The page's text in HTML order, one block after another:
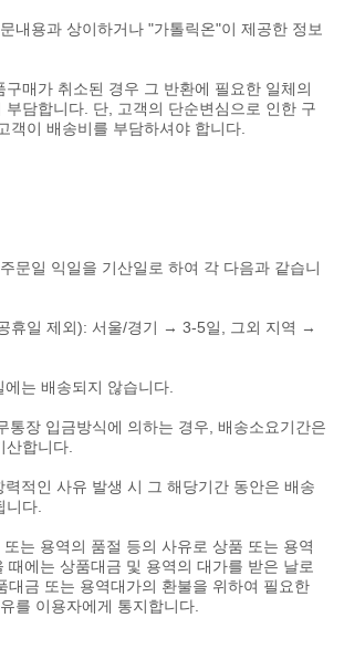
내용과 상이하거나 "가톨릭온"이 제공한 정보
매가 취소된 경우 그 반환에 필요한 일체의
부담합니다. 단, 고객의 단순변심으로 인한 구
객이 배송비를 부담하셔야 합니다.
문일 익일을 기산일로 하여 각 다음과 같습니
휴일 제외): 서울/경기 → 3-5일, 그외 지역 →
는 배송되지 않습니다.
통장 입금방식에 의하는 경우, 배송소요기간은
합니다.
적인 사유 발생 시 그 해당기간 동안은 배송
니다.
는 용역의 품절 등의 사유로 상품 또는 용역
때에는 상품대금 및 용역의 대가를 받은 날로
대금 또는 용역대가의 환불을 위하여 필요한
를 이용자에게 통지합니다.